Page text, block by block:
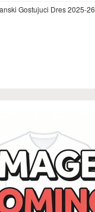
Gostujuci Dres 2025-